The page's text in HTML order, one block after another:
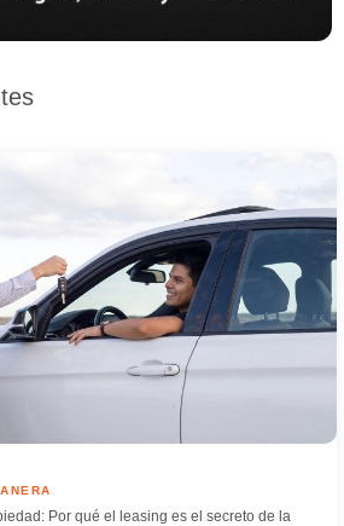
Por qué el leasing es el secreto de la